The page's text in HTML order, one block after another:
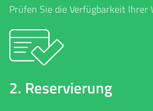
Prüfen Sie die Verfügbarkeit Ihrer
2. Reservierung